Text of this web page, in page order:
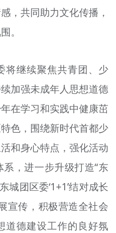
，共同助力文化传播，
。
将继续聚焦共青团、少
加强未成年人思想道德
在学习和实践中健康茁
色，围绕新时代首都少
和身心特点，强化活动
，进一步升级打造“东
城团区委‘1+1’结对成长
宣传，积极营造全社会
道德建设工作的良好氛